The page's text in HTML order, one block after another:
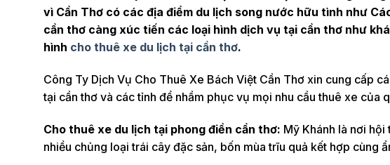
vì Cần Thơ có các địa điểm du lịch song nước hữu tình như
cần thơ càng xúc tiến các loại hình dịch vụ tại cần thơ như
hình cho thuê xe du lịch tại cần thơ.
Công Ty Dịch Vụ Cho Thuê Xe Bách Việt Cần Thơ xin cung cấp
tại cần thơ và các tỉnh để nhầm phục vụ mọi nhu cầu thuê xe của
Cho thuê xe du lịch tại phong điền cần thơ: Mỹ Khánh là nơi
nhiều chủng loại trái cây đặc sản, bốn mùa trĩu quả kết hợp cùng